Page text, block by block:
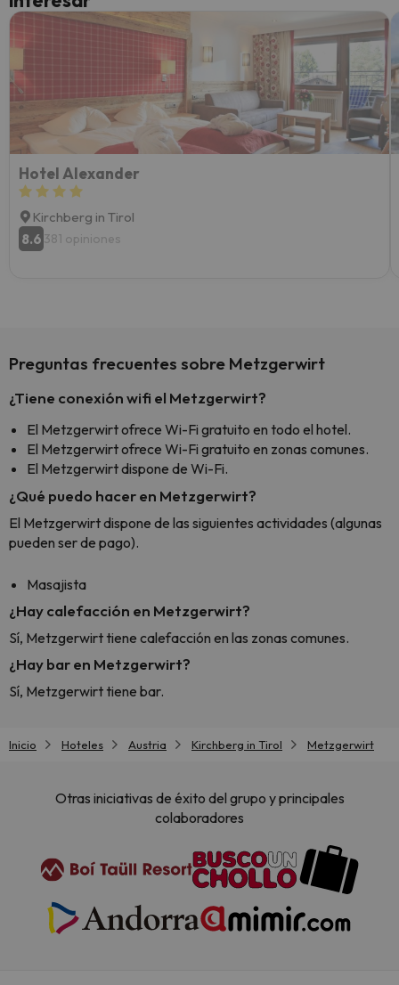
yo.
Hotel Alexander
Kirchberg in Tirol
8.6 381 opiniones
Preguntas frecuentes sobre Metzgerwirt
¿Tiene conexión wifi el Metzgerwirt?
El Metzgerwirt ofrece Wi-Fi gratuito en todo el hotel.
El Metzgerwirt ofrece Wi-Fi gratuito en zonas comunes.
El Metzgerwirt dispone de Wi-Fi.
¿Qué puedo hacer en Metzgerwirt?
El Metzgerwirt dispone de las siguientes actividades (algunas
pueden ser de pago).
Masajista
¿Hay calefacción en Metzgerwirt?
Sí, Metzgerwirt tiene calefacción en las zonas comunes.
¿Hay bar en Metzgerwirt?
Sí, Metzgerwirt tiene bar.
Inicio Hoteles Austria Kirchberg in Tirol Metzgerwirt
Otras iniciativas de éxito del grupo y principales
colaboradores